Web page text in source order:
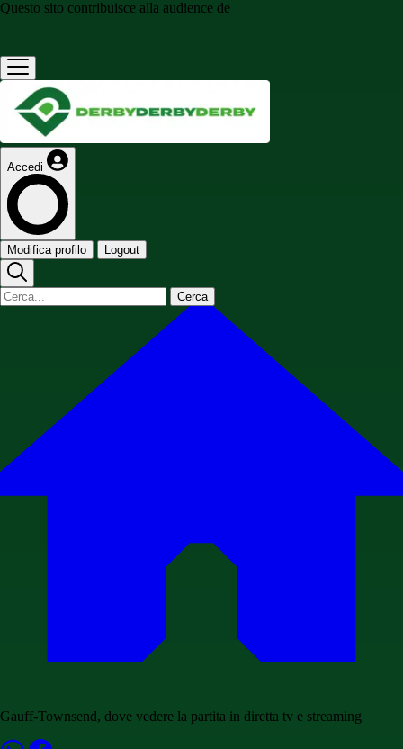
Questo sito contribuisce alla audience de
Accedi
Modifica profilo Logout
Cerca
Gauff-Townsend, dove vedere la partita in diretta tv e streaming